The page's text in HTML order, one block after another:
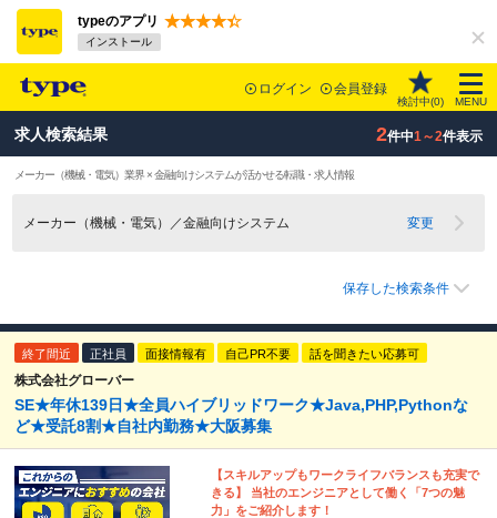
typeのアプリ
インストール
ログイン 会員登録
検討中(0) MENU
求人検索結果 2件中1～2件表示
メーカー（機械・電気）業界 × 金融向けシステムが活かせる転職・求人情報
メーカー（機械・電気）／金融向けシステム 変更
保存した検索条件
終了間近 正社員 面接情報有 自己PR不要 話を聞きたい応募可
株式会社グローバー
SE★年休139日★全員ハイブリッドワーク★Java,PHP,Pythonな
ど★受託8割★自社内勤務★大阪募集
【スキルアップもワークライフバランスも充実で
きる】 当社のエンジニアとして働く「7つの魅
力」をご紹介します！